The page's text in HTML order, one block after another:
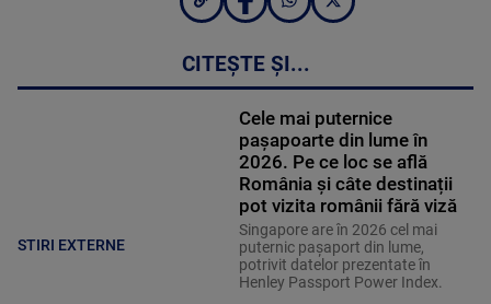
CITEȘTE ȘI...
STIRI EXTERNE
Cele mai puternice
pașapoarte din lume în
2026. Pe ce loc se află
România și câte destinații
pot vizita românii fără viză
Singapore are în 2026 cel mai
puternic pașaport din lume,
potrivit datelor prezentate în
Henley Passport Power Index.